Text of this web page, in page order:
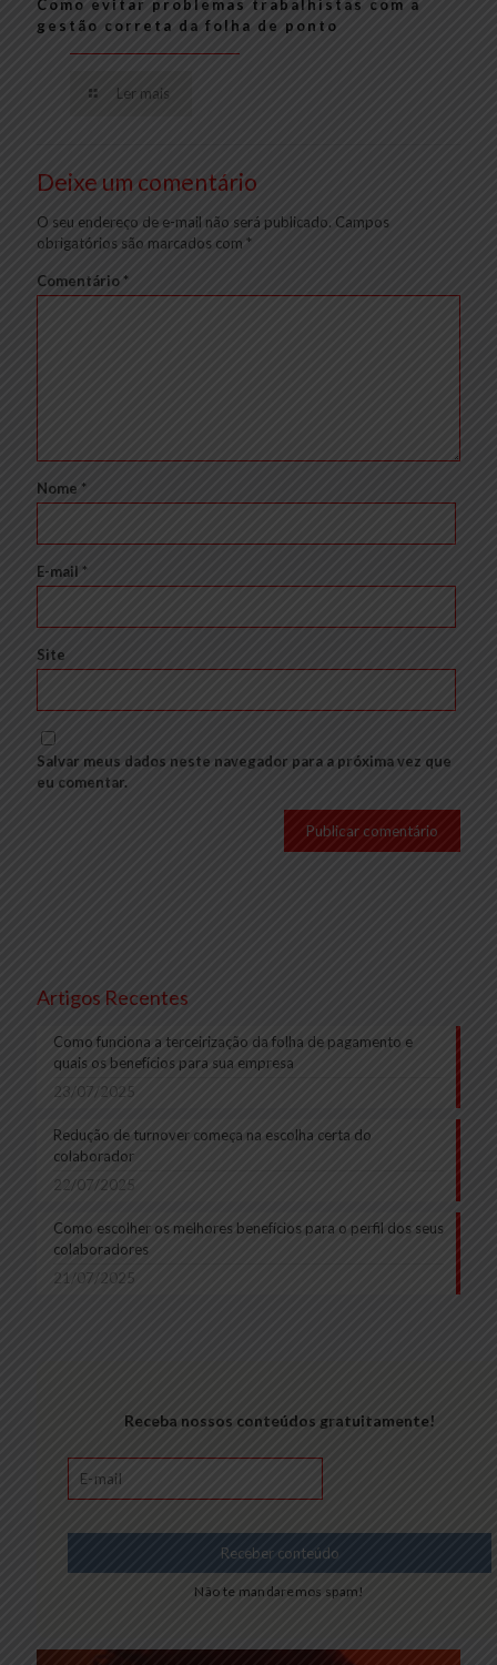
Como evitar problemas trabalhistas com a
gestão correta da folha de ponto
Ler mais
Deixe um comentário
O seu endereço de e-mail não será publicado. Campos
obrigatórios são marcados com *
Comentário *
Nome *
E-mail *
Site
Salvar meus dados neste navegador para a próxima vez que
eu comentar.
Artigos Recentes
Como funciona a terceirização da folha de pagamento e
quais os benefícios para sua empresa
23/07/2025
Redução de turnover começa na escolha certa do
colaborador
22/07/2025
Como escolher os melhores benefícios para o perfil dos seus
colaboradores
21/07/2025
Receba nossos conteúdos gratuitamente!
Não te mandaremos spam!